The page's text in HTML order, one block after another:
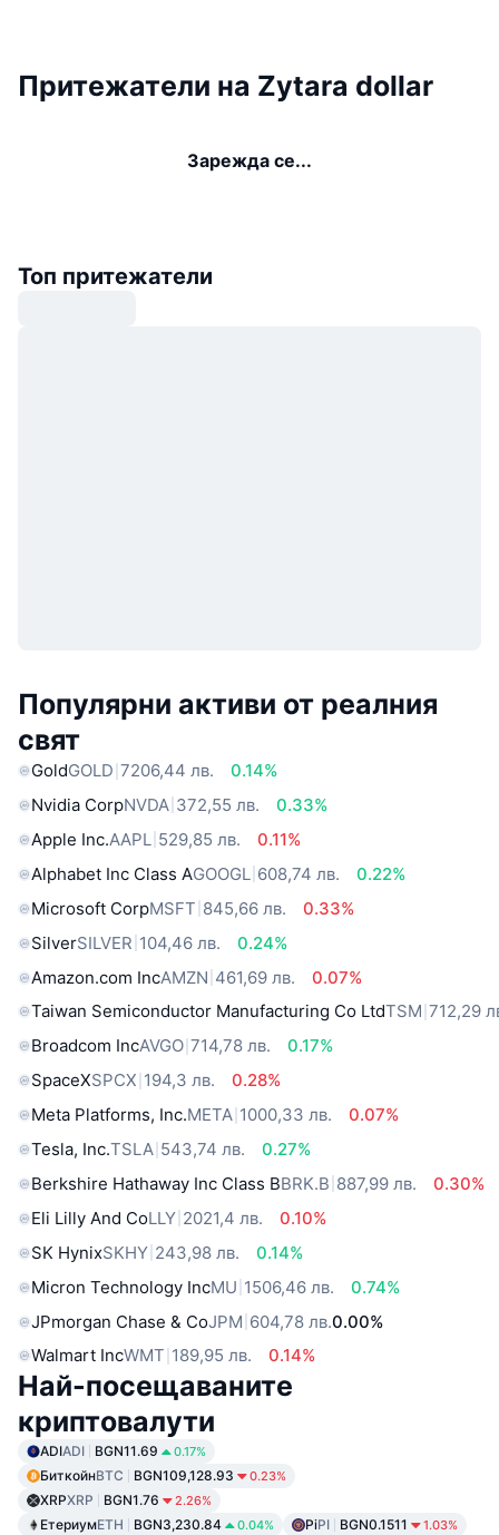
Притежатели на Zytara dollar
Зарежда се...
Топ притежатели
Популярни активи от реалния
свят
GoldGOLD 7206,44 лв.
0.14%
Nvidia CorpNVDA 372,55 лв.
0.33%
Apple Inc.AAPL 529,85 лв.
0.11%
Alphabet Inc Class AGOOGL 608,74 лв.
0.22%
Microsoft CorpMSFT 845,66 лв.
0.33%
SilverSILVER 104,46 лв.
0.24%
Amazon.com IncAMZN 461,69 лв.
0.07%
Taiwan Semiconductor Manufacturing Co LtdTSM 712,29
Broadcom IncAVGO 714,78 лв.
0.17%
SpaceXSPCX 194,3 лв.
0.28%
Meta Platforms, Inc.META 1000,33 лв.
0.07%
Tesla, Inc.TSLA 543,74 лв.
0.27%
Berkshire Hathaway Inc Class BBRK.B 887,99 лв.
0.30%
Eli Lilly And CoLLY 2021,4 лв.
0.10%
SK HynixSKHY 243,98 лв.
0.14%
Micron Technology IncMU 1506,46 лв.
0.74%
JPmorgan Chase & CoJPM 604,78 лв.0.00%
Walmart IncWMT 189,95 лв. 0.14%
Най-посещаваните
криптовалути
ADIADI BGN11.69 0.17%
БиткойнBTC BGN109,128.93 0.23%
XRPXRP BGN1.76 2.26%
ЕтериумETH BGN3,230.84 0.04% PiPI BGN0.1511 1.03%